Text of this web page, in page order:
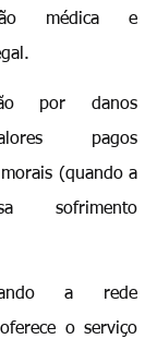
médica e
por danos
pagos
(quando a
sofrimento
a rede
o serviço